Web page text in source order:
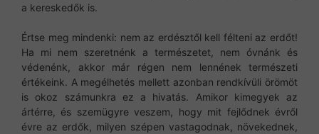
a kereskedők is.
Értse meg mindenki: nem az erdésztől kell félteni az erdőt!
Ha mi nem szeretnénk a természetet, nem óvnánk és
védenénk, akkor már régen nem lennének természeti
értékeink. A megélhetés mellett azonban rendkívüli örömöt
is okoz számunkra ez a hivatás. Amikor kimegyek az
ártérre, és szemügyre veszem, hogy mit fejlődnek évről
évre az erdők, milyen szépen vastagodnak, növekednek,